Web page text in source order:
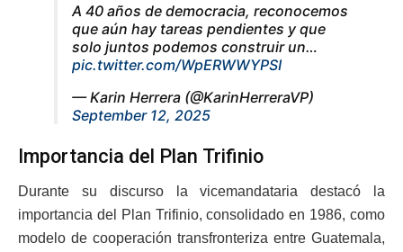
A 40 años de democracia, reconocemos
que aún hay tareas pendientes y que
solo juntos podemos construir un…
pic.twitter.com/WpERWWYPSI
— Karin Herrera (@KarinHerreraVP)
September 12, 2025
Importancia del Plan Trifinio
Durante su discurso la vicemandataria destacó la
importancia del Plan Trifinio, consolidado en 1986, como
modelo de cooperación transfronteriza entre Guatemala,